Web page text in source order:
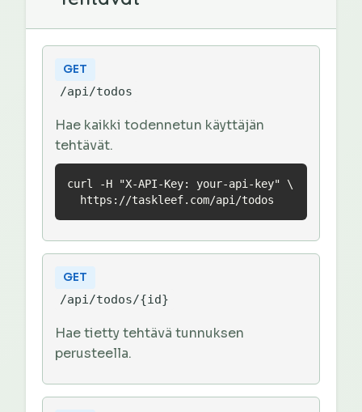
GET
/api/todos
Hae kaikki todennetun käyttäjän
tehtävät.
curl -H "X-API-Key: your-api-key" \
  https://taskleef.com/api/todos
GET
/api/todos/{id}
Hae tietty tehtävä tunnuksen
perusteella.